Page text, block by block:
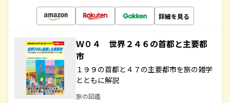
詳細を見る
Ｗ０４ 世界２４６の首都と主要都
市
１９９の首都と４７の主要都市を旅の雑学
とともに解説
旅の図鑑